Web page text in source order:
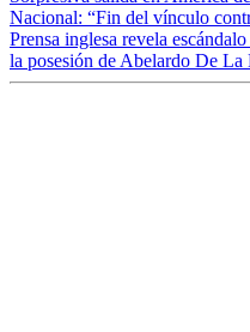
Nacional: “Fin del vínculo
Prensa inglesa revela
la posesión de Abelardo De La